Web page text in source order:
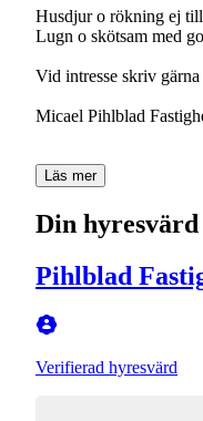
Husdjur o rökning ej
Lugn o skötsam med
Vid intresse skriv
Micael Pihlblad
Läs mer
Din hyresvärd
Pihlblad
Verifierad hyresvärd